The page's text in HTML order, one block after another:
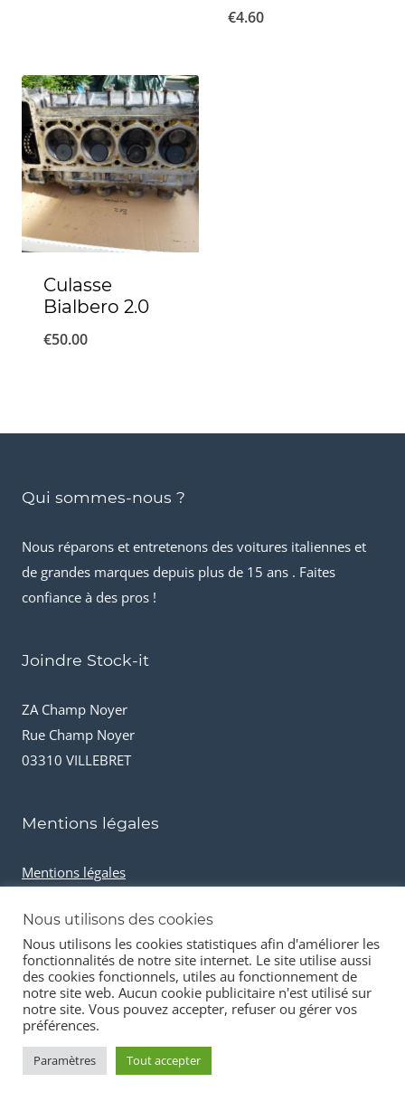
€4.60
Culasse
Bialbero 2.0
€50.00
Qui sommes-nous ?
Nous réparons et entretenons des voitures italiennes et
de grandes marques depuis plus de 15 ans . Faites
confiance à des pros !
Joindre Stock-it
ZA Champ Noyer
Rue Champ Noyer
03310 VILLEBRET
Mentions légales
Mentions légales
Cookies et données personnelles
© 2026 Stock-it automobiles
Nous utilisons des cookies
Nous utilisons les cookies statistiques afin d'améliorer les
fonctionnalités de notre site internet. Le site utilise aussi
des cookies fonctionnels, utiles au fonctionnement de
notre site web. Aucun cookie publicitaire n'est utilisé sur
notre site. Vous pouvez accepter, refuser ou gérer vos
préférences.
Paramètres Tout accepter